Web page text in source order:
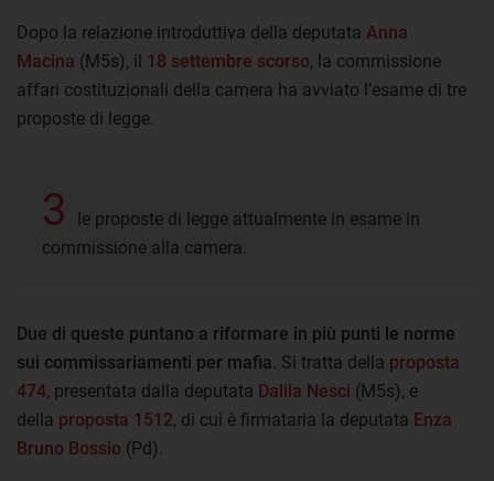
Dopo la relazione introduttiva della deputata Anna
Macina (M5s), il 18 settembre scorso, la commissione
affari costituzionali della camera ha avviato l’esame di tre
proposte di legge.
3
le proposte di legge attualmente in esame in
commissione alla camera.
Due di queste puntano a riformare in più punti le norme
sui commissariamenti per mafia. Si tratta della proposta
474, presentata dalla deputata Dalila Nesci (M5s), e
della proposta 1512, di cui è firmataria la deputata Enza
Bruno Bossio (Pd).